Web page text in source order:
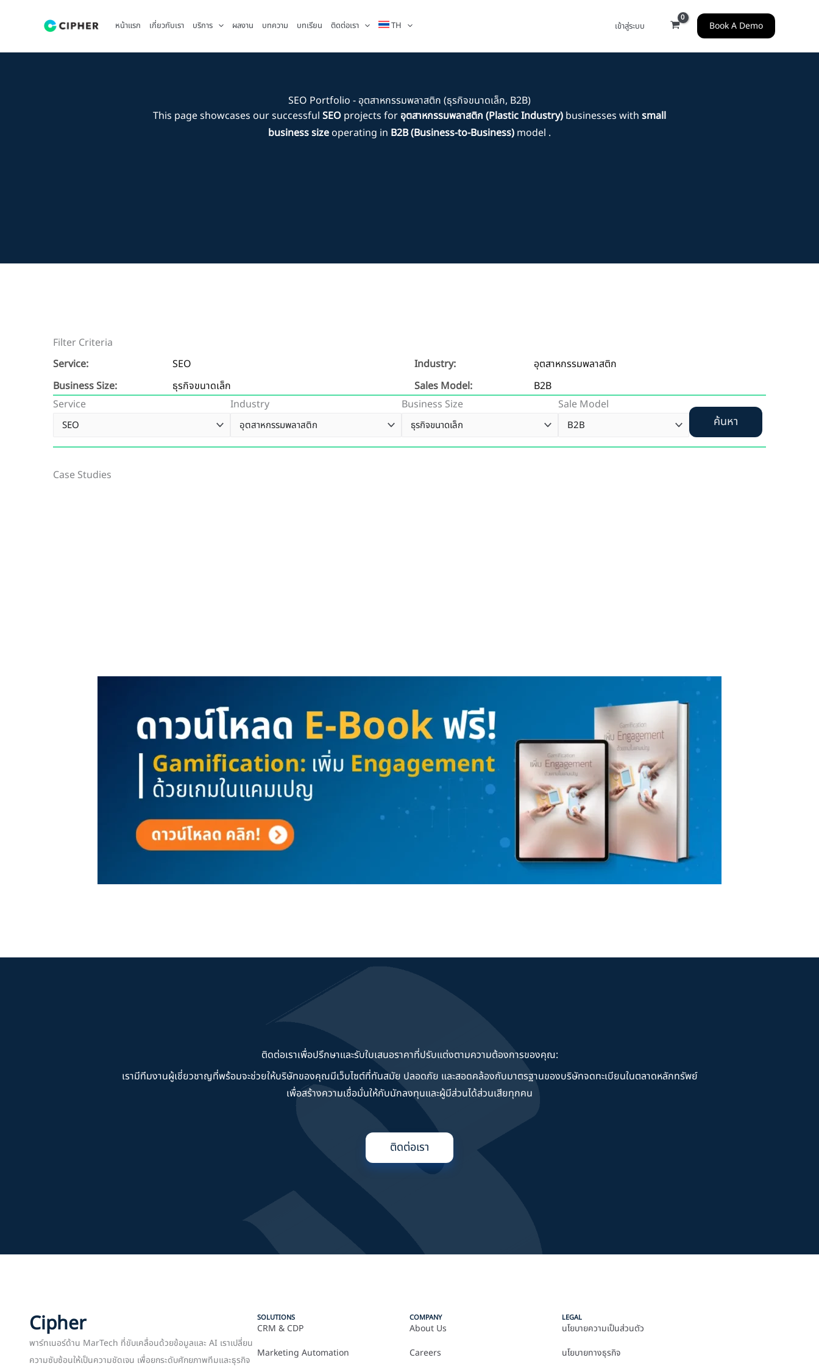
หน้าแรก เกี่ยวกับเรา บริการ ผลงาน บทความ บทเรียน ติดต่อเรา TH เข้าสู่ระบบ Book A Demo
SEO Portfolio - อุตสาหกรรมพลาสติก (ธุรกิจขนาดเล็ก, B2B)
This page showcases our successful SEO projects for อุตสาหกรรมพลาสติก (Plastic Industry) businesses with small
business sizeoperating in B2B (Business-to-Business) model .
Filter Criteria
Service:
SEO Industry:
อุตสาหกรรมพลาสติก
Business Size:
ธุรกิจขนาดเล็ก Sales Model:
B2B
Service
Industry Business Size Sale Model
ค้นหา
Case Studies
ติดต่อเราเพื่อปรึกษาและรับใบเสนอราคาที่ปรับแต่งตามความต้องการของคุณ:
เรามีทีมงานผู้เชี่ยวชาญที่พร้อมจะช่วยให้บริษัทของคุณมีเว็บไซต์ที่ทันสมัย ปลอดภัย และสอดคล้องกับมาตรฐานของบริษัทจดทะเบียนในตลาดหลักทรัพย์
เพื่อสร้างความเชื่อมั่นให้กับนักลงทุนและผู้มีส่วนได้ส่วนเสียทุกคน
ติดต่อเรา
Cipher
พาร์ทเนอร์ด้าน MarTech ที่ขับเคลื่อนด้วยข้อมูลและ AI เราเปลี่ยน
ความซับซ้อนให้เป็นความชัดเจน เพื่อยกระดับศักยภาพทีมและธุรกิจ
SOLUTIONS
CRM & CDP
Marketing Automation
COMPANY
About Us
Careers
LEGAL
นโยบายความเป็นส่วนตัว
นโยบายทางธุรกิจ